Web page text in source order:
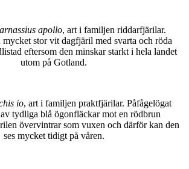
apollo, art i familjen riddarfjärilar.
stor vit dagfjäril med svarta och röda
eftersom den minskar starkt i hela landet
utom på Gotland.
io, art i familjen praktfjärilar. Påfågelögat
tydliga blå ögonfläckar mot en rödbrun
övervintrar som vuxen och därför kan den
ses mycket tidigt på våren.